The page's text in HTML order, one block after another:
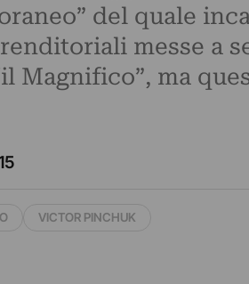
del quale
messe a
Magnifico”, ma
VICTOR PINCHUK